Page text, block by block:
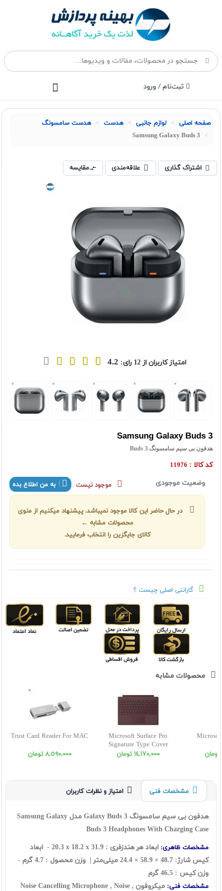
ثبت‌نام / ورود
صفحه اصلی لوازم جانبی هدست هدست سامسونگ
Samsung Galaxy Buds 3
اشتراک گذاری علاقه‌مندی مقایسه
امتیاز کاربران از12 رای: 4.2
Samsung Galaxy Buds 3
هدفون بی سیم سامسونگ Buds 3
کد کالا : 11976
وضعیت موجودی موجود نیست به من اطلاع بده
در حال حاضر این کالا موجود نمیباشد. پیشنهاد میکنیم از منوی
محصولات مشابه ←
کالای جایگزین را انتخاب فرمایید.
گارانتی اصلی چیست ؟
محصولات مشابه
Trust Card Reader For MAC
٨,٥٩٠,٠٠٠ تومان
Microsoft Surface Pro
Signature Type Cover
١٤,١٧٠,٠٠٠ تومان
مشخصات فنی امتیاز و نظرات کاربران
هدفون بی سیم سامسونگ Galaxy Buds 3 مدل​ Samsung Galaxy
Buds 3 Headphones With Charging Case
مشخصات ظاهری:
ابعاد هر هندزفری : ‎20.3 x 18.2 x 31.9 - ابعاد
کیس شارژ: 48.7 × 58.9 × 24.4 میلی‌متر |
وزن محصول : 4.7 گرم -
وزن کیس : 46.5 گرم
مشخصات فنی: میکروفون , Noise Cancelling Microphone , Noise